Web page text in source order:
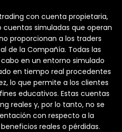
con cuenta propietaria,
simuladas que operan
proporcionan a los traders
de la Compañía. Todas las
en un entorno simulado
en tiempo real procedentes
lo que permite a los clientes
educativos. Estas cuentas
reales y, por lo tanto, no se
con respecto a la
reales o pérdidas.